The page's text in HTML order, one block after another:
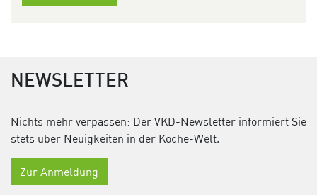
NEWSLETTER
Nichts mehr verpassen: Der VKD-Newsletter informiert Sie
stets über Neuigkeiten in der Köche-Welt.
Zur Anmeldung